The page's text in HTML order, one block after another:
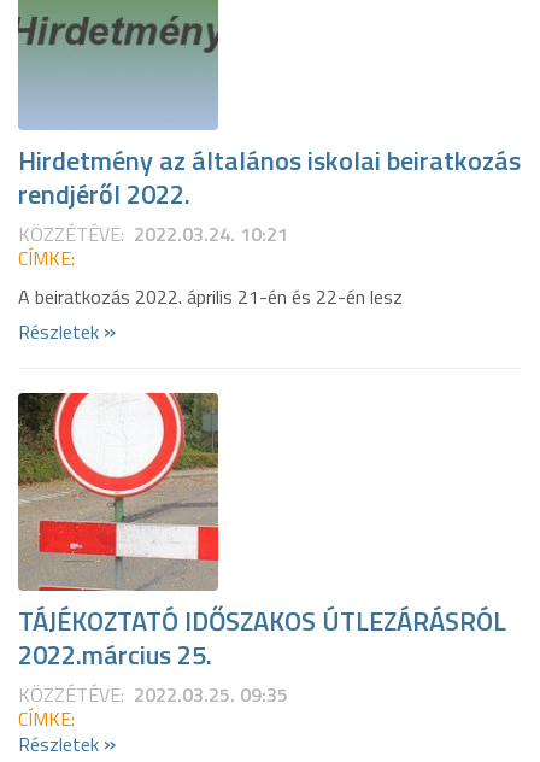
Hirdetmény az általános iskolai beiratkozás
rendjéről 2022.
KÖZZÉTÉVE: 2022.03.24. 10:21
CÍMKE:
A beiratkozás 2022. április 21-én és 22-én lesz
Részletek »
TÁJÉKOZTATÓ IDŐSZAKOS ÚTLEZÁRÁSRÓL
2022.március 25.
KÖZZÉTÉVE: 2022.03.25. 09:35
CÍMKE:
Részletek »